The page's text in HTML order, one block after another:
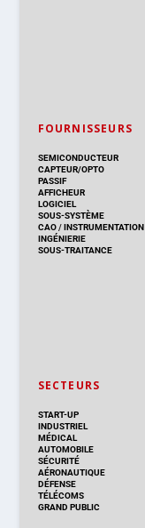
FOURNISSEURS
SEMICONDUCTEUR
CAPTEUR/OPTO
PASSIF
AFFICHEUR
LOGICIEL
SOUS-SYSTÈME
CAO/INSTRUMENTATION
INGÉNIERIE
SOUS-TRAITANCE
SECTEURS
START-UP
INDUSTRIEL
MÉDICAL
AUTOMOBILE
SÉCURITÉ
AÉRONAUTIQUE
DÉFENSE
TÉLÉCOMS
GRAND PUBLIC